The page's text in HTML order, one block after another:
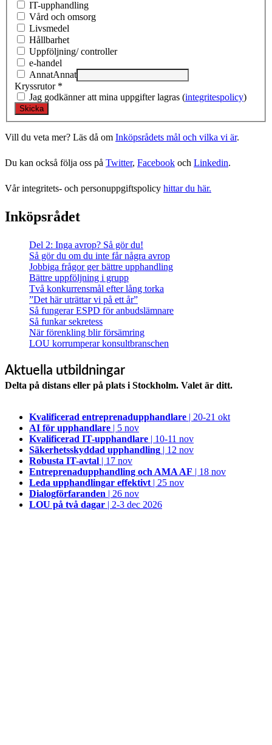
IT-upphandling
Vård och omsorg
Livsmedel
Hållbarhet
Uppföljning/ controller
e-handel
AnnatAnnat
Kryssrutor *
Jag godkänner att mina uppgifter lagras (integritespolicy)
Vill du veta mer? Läs då om Inköpsrådets mål och vilka vi är.
Du kan också följa oss på Twitter, Facebook och Linkedin.
Vår integritets- och personuppgiftspolicy hittar du här.
Inköpsrådet
Del 2: Inga avrop? Så gör du!
Så gör du om du inte får några avrop
Jobbiga frågor ger bättre upphandling
Bättre uppföljning i grupp
Två konkurrensmål efter lång torka
”Det här uträttar vi på ett år”
Så fungerar ESPD för anbudslämnare
Så funkar sekretess
När förenkling blir försämring
LOU korrumperar konsultbranschen
Aktuella utbildningar
Delta på distans eller på plats i Stockholm. Valet är ditt.
Kvalificerad entreprenad­upphandlare | 20-21 okt
AI för upphandlare | 5 nov
Kvalificerad IT-upphandlare | 10-11 nov
Säkerhetsskyddad upphandling | 12 nov
Robusta IT-avtal | 17 nov
Entreprenadupphandling och AMA AF | 18 nov
Leda upphandlingar effektivt | 25 nov
Dialogförfaranden | 26 nov
LOU på två dagar | 2-3 dec 2026